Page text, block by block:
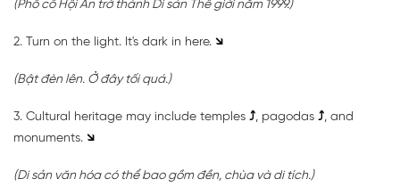
(Phố cổ Hội An trở thành Di sản Thế giới năm 1999.)
2. Turn on the light. It's dark in here. ↘
(Bật đèn lên. Ở đây tối quá.)
3. Cultural heritage may include temples ⤴, pagodas ⤴, and
monuments. ↘
(Di sản văn hóa có thể bao gồm đền, chùa và di tích.)